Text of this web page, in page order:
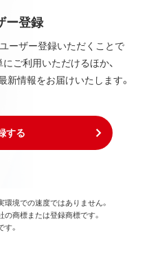
ー登録
ーザー登録いただくことで
ご利用いただけるほか、
情報をお届けいたします。
する
境での速度ではありません。
商標または登録商標です。
。